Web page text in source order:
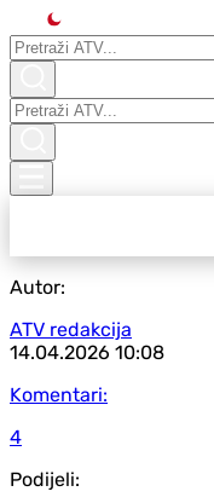
Autor:
ATV redakcija
14.04.2026 10:08
Komentari:
4
Podijeli: